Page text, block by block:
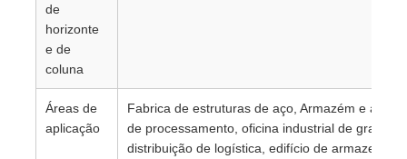
de
horizonte
e de
coluna
Áreas de
aplicação
Fabrica de estruturas de aço, Armazém e
de processamento, oficina industrial de grande
distribuição de logística, edifício de